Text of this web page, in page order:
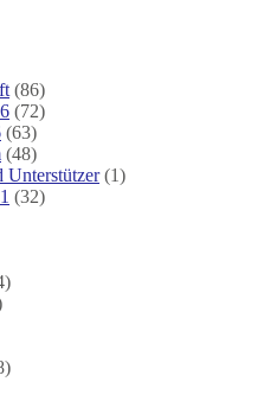
(86)
(72)
(63)
(48)
Unterstützer(1)
(32)